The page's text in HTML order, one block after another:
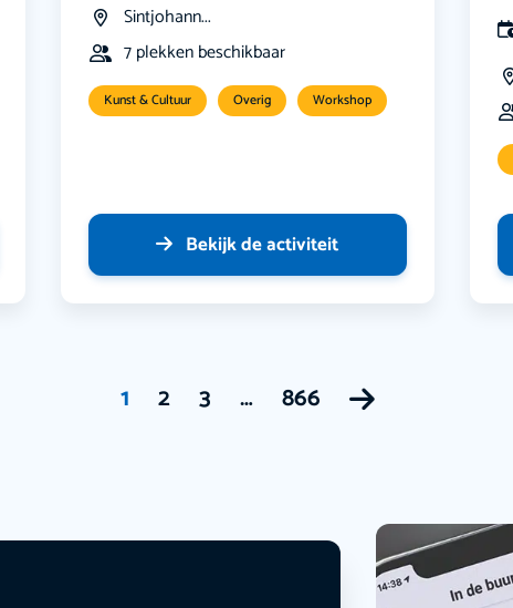
Sintjohann...
7 plekken beschikbaar
Kunst & Cultuur Overig Workshop
Bekijk de activiteit
1 2 3 … 866